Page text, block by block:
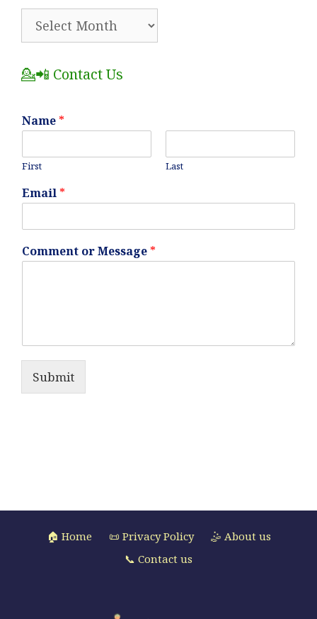
💁📲 Contact Us
Name *
First Last
Email *
Comment or Message *
Submit
🏠 Home 📜 Privacy Policy
🤹 About us
📞 Contact us